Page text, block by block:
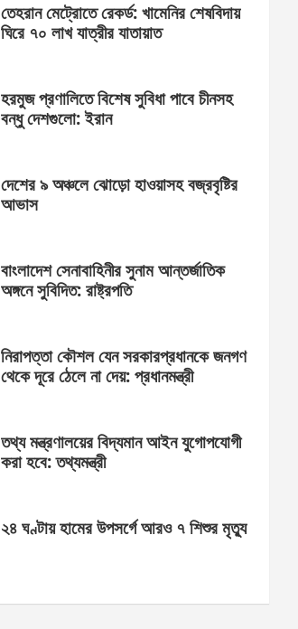
তেহরান মেট্রোতে রেকর্ড: খামেনির শেষবিদায়
ঘিরে ৭০ লাখ যাত্রীর যাতায়াত
হরমুজ প্রণালিতে বিশেষ সুবিধা পাবে চীনসহ
বন্ধু দেশগুলো: ইরান
দেশের ৯ অঞ্চলে ঝোড়ো হাওয়াসহ বজ্রবৃষ্টির
আভাস
বাংলাদেশ সেনাবাহিনীর সুনাম আন্তর্জাতিক
অঙ্গনে সুবিদিত: রাষ্ট্রপতি
নিরাপত্তা কৌশল যেন সরকারপ্রধানকে জনগণ
থেকে দূরে ঠেলে না দেয়: প্রধানমন্ত্রী
তথ্য মন্ত্রণালয়ের বিদ্যমান আইন যুগোপযোগী
করা হবে: তথ্যমন্ত্রী
২৪ ঘণ্টায় হামের উপসর্গে আরও ৭ শিশুর মৃত্যু